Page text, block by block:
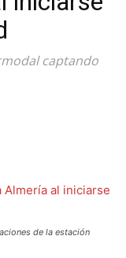
captando
de la estación